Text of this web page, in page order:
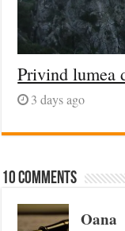
Privind lumea
3 days ago
10 comments
Oana